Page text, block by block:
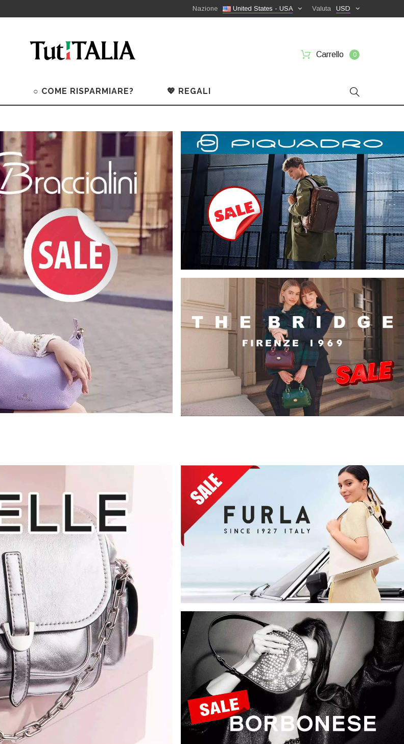
USD
Valuta
United States - USA
Nazione
Carrello 0
○ COME RISPARMIARE? 💖 REGALI